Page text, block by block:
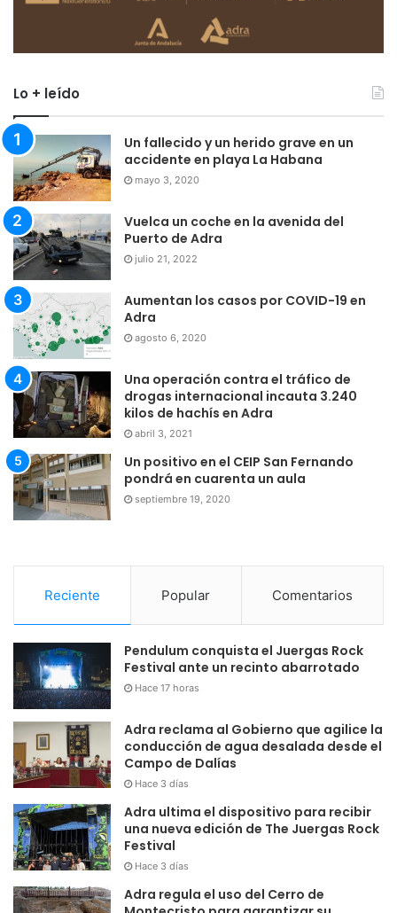
Lo + leído
Un fallecido y un herido grave en un
accidente en playa La Habana
mayo 3, 2020
Vuelca un coche en la avenida del
Puerto de Adra
julio 21, 2022
Aumentan los casos por COVID-19 en
Adra
agosto 6, 2020
Una operación contra el tráfico de
drogas internacional incauta 3.240
kilos de hachís en Adra
abril 3, 2021
Un positivo en el CEIP San Fernando
pondrá en cuarenta un aula
septiembre 19, 2020
Reciente Popular Comentarios
Pendulum conquista el Juergas Rock
Festival ante un recinto abarrotado
Hace 17 horas
Adra reclama al Gobierno que agilice la
conducción de agua desalada desde el
Campo de Dalías
Hace 3 días
Adra ultima el dispositivo para recibir
una nueva edición de The Juergas Rock
Festival
Hace 3 días
Adra regula el uso del Cerro de